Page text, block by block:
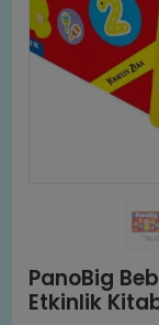
PanoBig
Etkinlik